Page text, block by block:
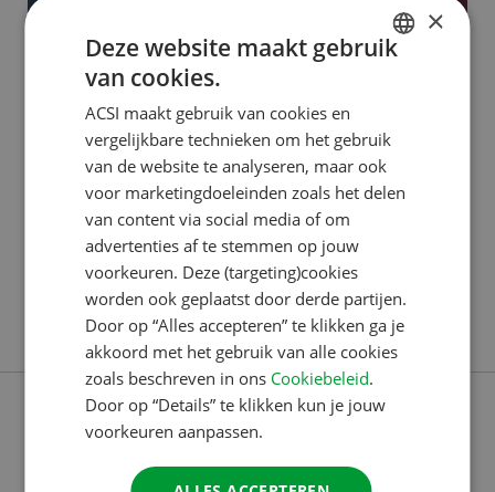
ACSI PUBLISHING
Dilek: van klantenservice tot
ACSI Awards
Dilek begon in 2016 bij het Customer Contact
Center. “Ik kom oorspronkelijk uit Berlijn, Duitsland,
en ik wilde per se iets doen waarbij ik Duits kon
blijven spreken. Ik had nog geen werkervaring,
behalve een maand in een winkel, en sprak ook nog
geen goed Nederlands. Via een uitzendbureau kwam
ik bij ACSI terecht. Ik
Lees verder
FRENCH
GERMAN
SPANISH
SWEDISH
×
Deze website maakt gebruik
van cookies.
ACSI maakt gebruik van cookies en
vergelijkbare technieken om het gebruik
van de website te analyseren, maar ook
voor marketingdoeleinden zoals het delen
van content via social media of om
advertenties af te stemmen op jouw
voorkeuren. Deze (targeting)cookies
worden ook geplaatst door derde partijen.
Door op “Alles accepteren” te klikken ga je
akkoord met het gebruik van alle cookies
zoals beschreven in ons Cookiebeleid.
Door op “Details” te klikken kun je jouw
voorkeuren aanpassen.